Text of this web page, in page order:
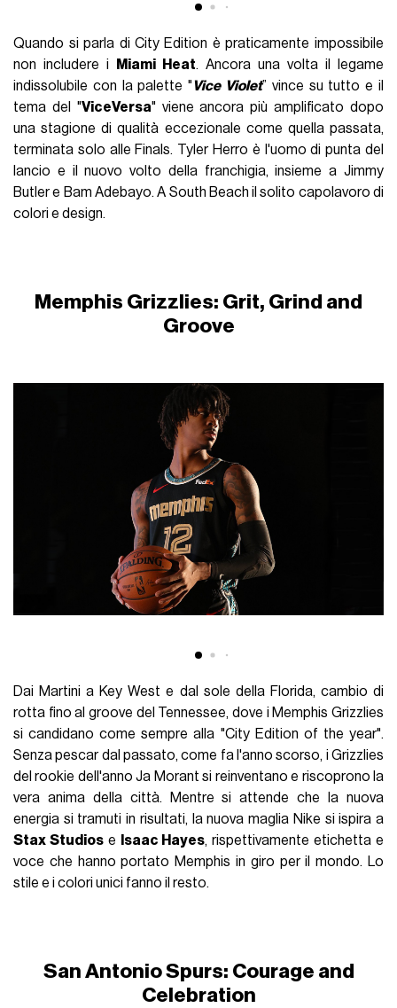
Quando si parla di City Edition è praticamente impossibile
non includere i
Miami Heat. Ancora una volta il legame
indissolubile con la palette "Vice Violet” vince su tutto e il
tema del "ViceVersa" viene ancora più amplificato dopo
una stagione di qualità eccezionale come quella passata,
terminata solo alle Finals. Tyler Herro è l'uomo di punta del
lancio e il nuovo volto della franchigia, insieme a Jimmy
Butler e Bam Adebayo. A South Beach il solito capolavoro di
colori e design.
Memphis Grizzlies: Grit, Grind and
Groove
Dai Martini a Key West e dal sole della Florida, cambio di
rotta fino al groove del Tennessee, dove i Memphis Grizzlies
si candidano come sempre alla "City Edition of the year".
Senza pescar dal passato, come fa l'anno scorso, i Grizzlies
del rookie dell'anno Ja Morant si reinventano e riscoprono la
vera anima della città. Mentre si attende che la nuova
energia si tramuti in risultati, la nuova maglia Nike si ispira a
Stax Studiose Isaac Hayes, rispettivamente etichetta e
voce che hanno portato Memphis in giro per il mondo. Lo
stile e i colori unici fanno il resto.
San Antonio Spurs: Courage and
Celebration